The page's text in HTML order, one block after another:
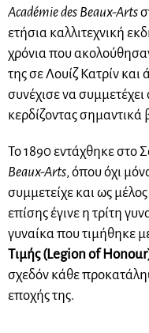
Académie des Beaux-Arts
ετήσια καλλιτεχνική
χρόνια που
της σε Λουίζ Κατρίν και
συνέχισε να
κερδίζοντας σημαντικά
Το 1890 εντάχθηκε στο
Beaux-Arts, όπου όχι
συμμετείχε και ως
επίσης έγινε η τρίτη
γυναίκα που τιμήθηκε
Τιμής (Legion of
σχεδόν κάθε
εποχής της.